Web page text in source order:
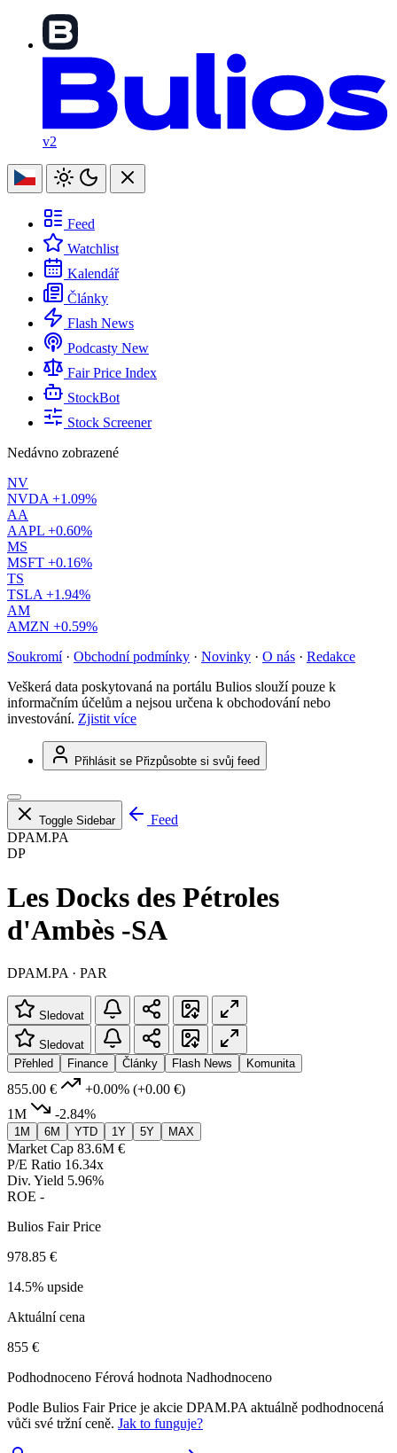
v2
Feed
Watchlist
Kalendář
Články
Flash News
Podcasty New
Fair Price Index
StockBot
Stock Screener
Nedávno zobrazené
NV
NVDA +1.09%
AA
AAPL +0.60%
MS
MSFT +0.16%
TS
TSLA +1.94%
AM
AMZN +0.59%
Soukromí · Obchodní podmínky · Novinky · O nás · Redakce
Veškerá data poskytovaná na portálu Bulios slouží pouze k
informačním účelům a nejsou určena k obchodování nebo
investování. Zjistit více
Přihlásit se Přizpůsobte si svůj feed
Toggle Sidebar
Feed
DPAM.PA
DP
Les Docks des Pétroles
d'Ambès -SA
DPAM.PA · PAR
Sledovat
Sledovat
Přehled
Finance Články Flash News Komunita
855.00 € +0.00% (+0.00 €)
1M
-2.84%
1M 6M YTD 1Y 5Y MAX
Market Cap 83.6M €
P/E Ratio 16.34x
Div. Yield 5.96%
ROE -
Bulios Fair Price
978.85 €
14.5% upside
Aktuální cena
855 €
Podhodnoceno Férová hodnota Nadhodnoceno
Podle Bulios Fair Price je akcie DPAM.PA aktuálně podhodnocená
vůči své tržní ceně. Jak to funguje?